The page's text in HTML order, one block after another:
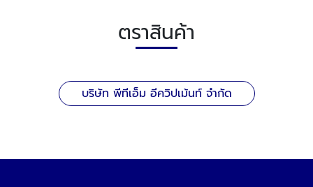
ตราสินค้า
บริษัท พีทีเอ็ม อีควิปเม้นท์ จำกัด